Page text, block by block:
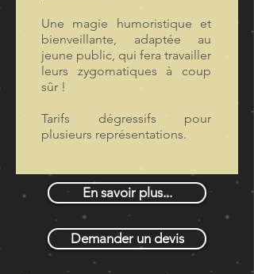
Une magie humoristique et
bienveillante, adaptée au
jeune public, qui fera travailler
leurs zygomatiques à coup
sûr !
Tarifs dégressifs pour
plusieurs représentations.
En savoir plus...
Demander un devis